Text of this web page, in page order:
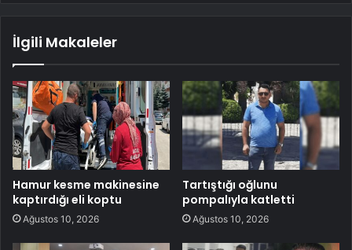
İlgili Makaleler
Hamur kesme makinesine
kaptırdığı eli koptu
Ağustos 10, 2026
Tartıştığı oğlunu
pompalıyla katletti
Ağustos 10, 2026